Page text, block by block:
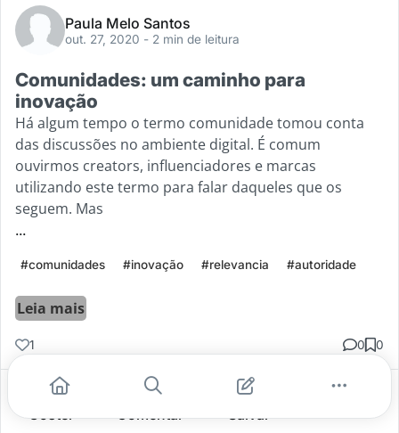
Paula Melo Santos
out. 27, 2020 - 2 min de leitura
Comunidades: um caminho para
inovação
Há algum tempo o termo comunidade tomou conta
das discussões no ambiente digital. É comum
ouvirmos creators, influenciadores e marcas
utilizando este termo para falar daqueles que os
seguem. Mas
...
#comunidades #inovação #relevancia #autoridade
Leia mais
1 0 0
Gostei Comentar Salvar